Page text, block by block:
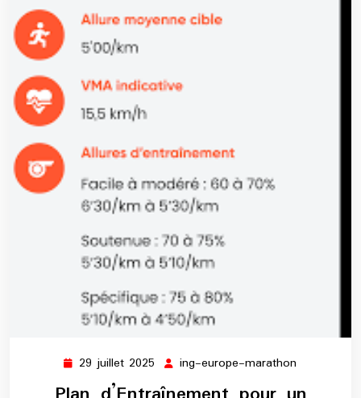
29 juillet 2025 29
juillet
ing-europe-marathon